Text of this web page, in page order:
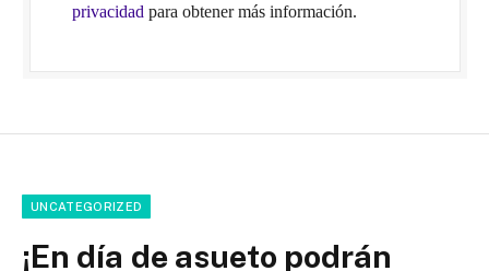
privacidad para obtener más información.
UNCATEGORIZED
¡En día de asueto podrán